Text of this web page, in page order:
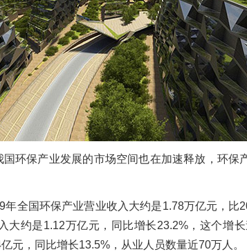
环保产业发展的市场空间也在加速释放，环保
年全国环保产业营业收入大约是1.78万亿元，比
约是1.12万亿元，同比增长23.2%，这个增
元，同比增长13.5%，从业人员数量近70万人。